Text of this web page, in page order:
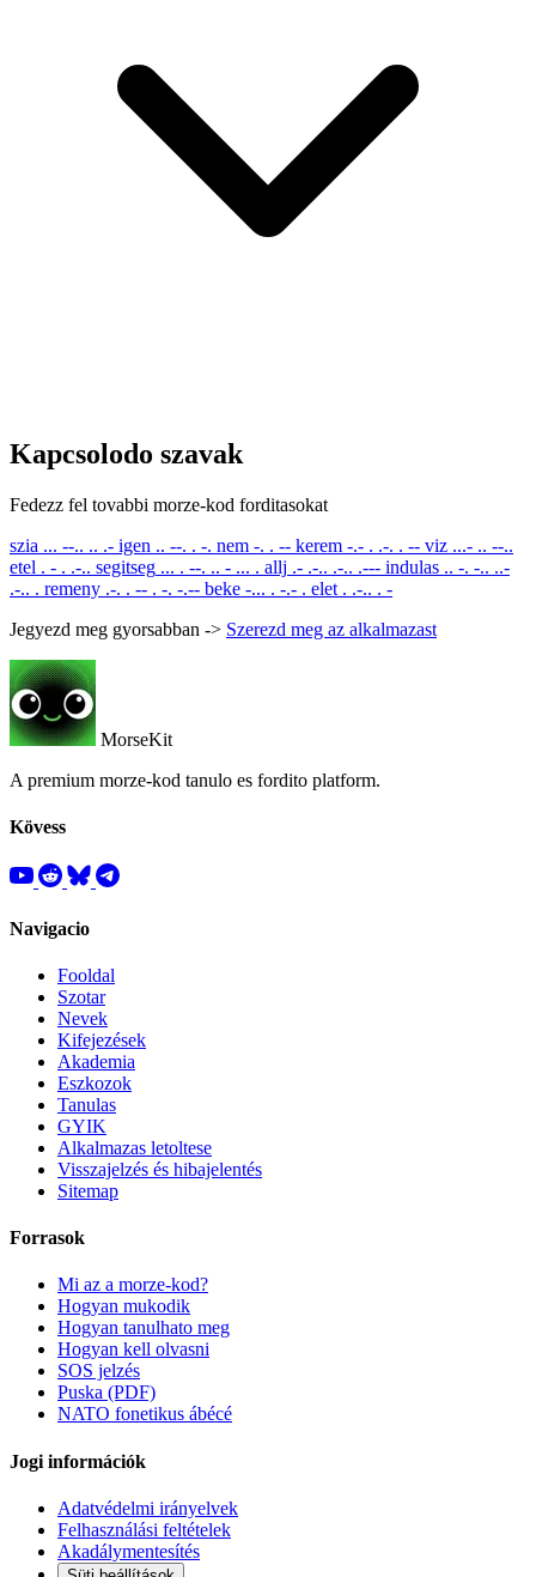
Kapcsolodo szavak
Fedezz fel tovabbi morze-kod forditasokat
szia ... --.. .. .- igen .. --. . -. nem -. . -- kerem -.- . .-. . -- viz ...- .. --..
etel . - . .-.. segitseg ... . --. .. - ... . allj .- .-.. .-.. .--- indulas .. -. -.. ..-
.-.. . remeny .-. . -- . -. -.-- beke -... . -.- . elet . .-.. . -
Jegyezd meg gyorsabban -> Szerezd meg az alkalmazast
MorseKit
A premium morze-kod tanulo es fordito platform.
Kövess
Navigacio
Fooldal
Szotar
Nevek
Kifejezések
Akademia
Eszkozok
Tanulas
GYIK
Alkalmazas letoltese
Visszajelzés és hibajelentés
Sitemap
Forrasok
Mi az a morze-kod?
Hogyan mukodik
Hogyan tanulhato meg
Hogyan kell olvasni
SOS jelzés
Puska (PDF)
NATO fonetikus ábécé
Jogi információk
Adatvédelmi irányelvek
Felhasználási feltételek
Akadálymentesítés